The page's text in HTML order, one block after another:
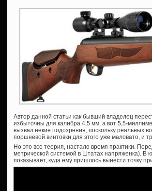
Автор данной статьи как бывший владелец
избыточны для калибра 4,5 мм, а вот 5,5-
вызвал некие подозрения, поскольку
поршневой винтовки для этого уже маловато, и
Но это все теория, настало время практики.
метрической системой в Штатах напряженка). В
показывает, куда ему пришлось вынести точку